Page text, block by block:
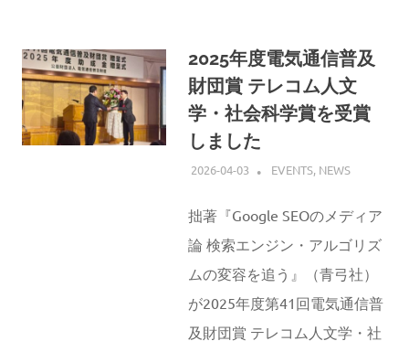
2025年度電気通信普及
財団賞 テレコム人文
学・社会科学賞を受賞
しました
2026-04-03 ATSUSHI UDAGAWA
EVENTS, NEWS
拙著『Google SEOのメディア
論 検索エンジン・アルゴリズ
ムの変容を追う』（青弓社）
が2025年度第41回電気通信普
及財団賞 テレコム人文学・社